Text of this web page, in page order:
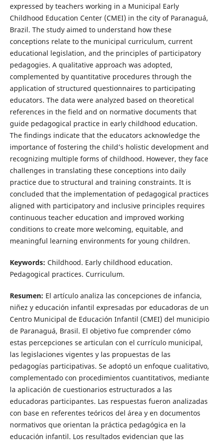
expressed by teachers working in a Municipal Early
Childhood Education Center (CMEI) in the city of Paranaguá,
Brazil. The study aimed to understand how these
conceptions relate to the municipal curriculum, current
educational legislation, and the principles of participatory
pedagogies. A qualitative approach was adopted,
complemented by quantitative procedures through the
application of structured questionnaires to participating
educators. The data were analyzed based on theoretical
references in the field and on normative documents that
guide pedagogical practice in early childhood education.
The findings indicate that the educators acknowledge the
importance of fostering the child’s holistic development and
recognizing multiple forms of childhood. However, they face
challenges in translating these conceptions into daily
practice due to structural and training constraints. It is
concluded that the implementation of pedagogical practices
aligned with participatory and inclusive principles requires
continuous teacher education and improved working
conditions to create more welcoming, equitable, and
meaningful learning environments for young children.
Keywords: Childhood. Early childhood education.
Pedagogical practices. Curriculum.
Resumen: El artículo analiza las concepciones de infancia,
niñez y educación infantil expresadas por educadoras de un
Centro Municipal de Educación Infantil (CMEI) del municipio
de Paranaguá, Brasil. El objetivo fue comprender cómo
estas percepciones se articulan con el currículo municipal,
las legislaciones vigentes y las propuestas de las
pedagogías participativas. Se adoptó un enfoque cualitativo,
complementado con procedimientos cuantitativos, mediante
la aplicación de cuestionarios estructurados a las
educadoras participantes. Las respuestas fueron analizadas
con base en referentes teóricos del área y en documentos
normativos que orientan la práctica pedagógica en la
educación infantil. Los resultados evidencian que las